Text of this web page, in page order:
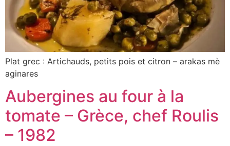
Plat grec : Artichauds, petits pois et citron – arakas mè
aginares
Aubergines au four à la
tomate – Grèce, chef Roulis
– 1982